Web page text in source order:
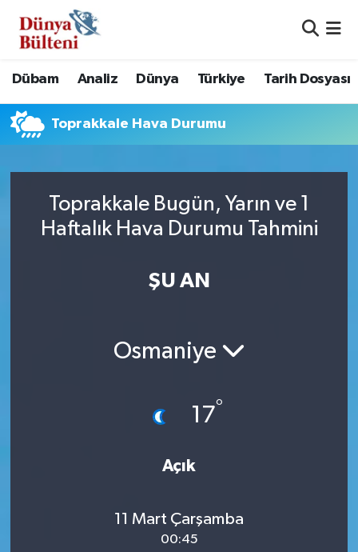
Dübam Analiz Dünya Türkiye Tarih Dosyası
Toprakkale Hava Durumu
Toprakkale Bugün, Yarın ve 1
Haftalık Hava Durumu Tahmini
ŞU AN
Osmaniye
17°
Açık
11 Mart Çarşamba
00:45
Hava Durumu
Namaz Vakitleri
Süper Lig Puan Durumu ve Fikstür
Haber Arşivi